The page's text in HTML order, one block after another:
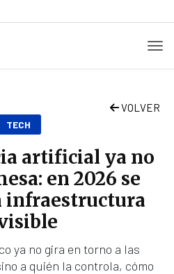
VOLVER
TECH
artificial ya no
en 2026 se
infraestructura
ya no gira en torno a las
a quién la controla, cómo